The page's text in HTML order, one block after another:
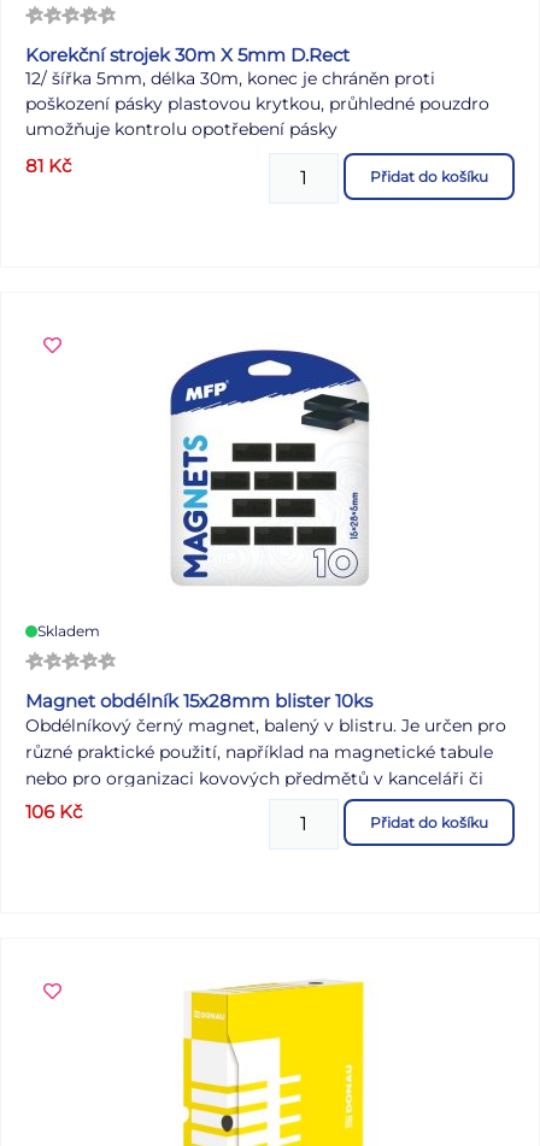
Korekční strojek 30m X 5mm D.Rect
12/ šířka 5mm, délka 30m, konec je chráněn proti
poškození pásky plastovou krytkou, průhledné pouzdro
umožňuje kontrolu opotřebení pásky
81 Kč Přidat do košíku
Skladem
Magnet obdélník 15x28mm blister 10ks
Obdélníkový černý magnet, balený v blistru. Je určen pro
různé praktické použití, například na magnetické tabule
nebo pro organizaci kovových předmětů v kanceláři či
domácnosti. Balení: 10 ks Barva: černá Velikost: 15 x 28
mm VAROVÁNÍ: Nevhodné pro děti do 3 let. Obsahuje
106 Kč Přidat do košíku